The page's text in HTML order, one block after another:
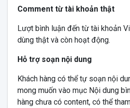
Comment từ tài khoản thật
Lượt bình luận đến từ tài khoản
dùng thật và còn hoạt động.
Hỗ trợ soạn nội dung
Khách hàng có thể tự soạn nội
mong muốn vào mục Nội dung
hàng chưa có content, có thể